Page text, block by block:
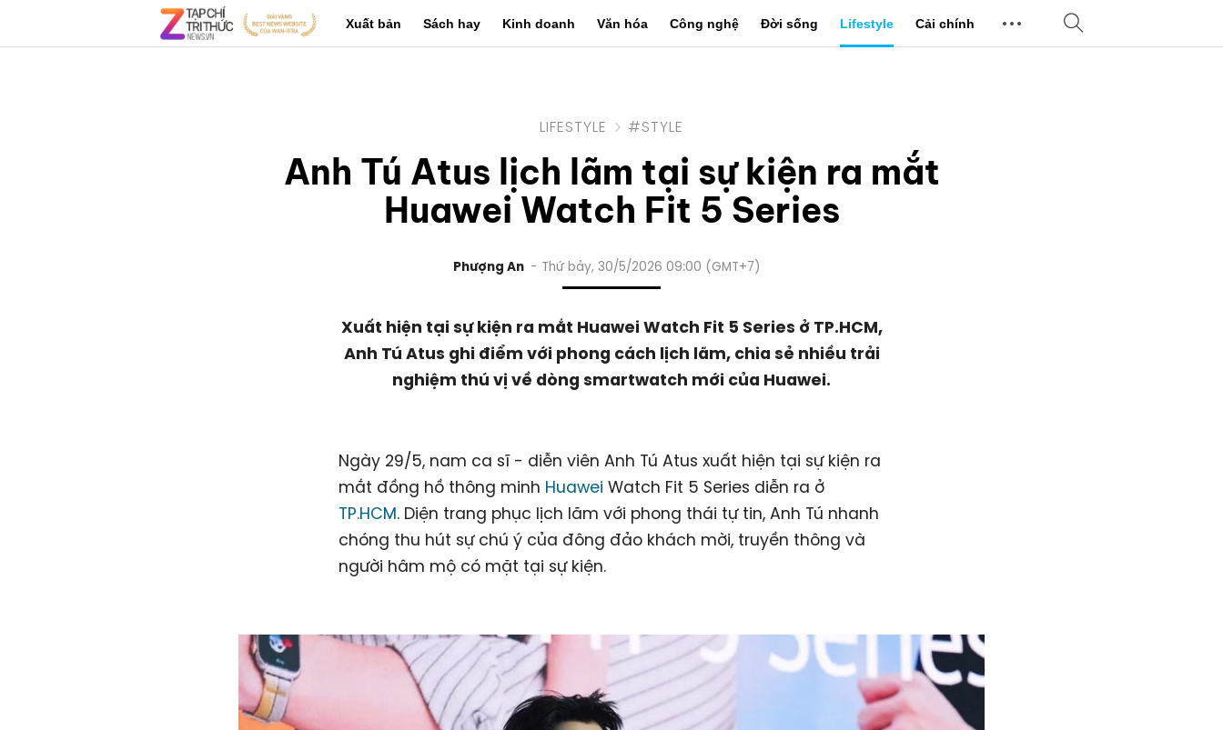
Xuất bản Sách hay Kinh doanh Văn hóa Công nghệ Đời sống Lifestyle Cải chính
LIFESTYLE #STYLE
Anh Tú Atus lịch lãm tại sự kiện ra mắt
Huawei Watch Fit 5 Series
Phượng An Thứ bảy, 30/5/2026 09:00 (GMT+7)
Xuất hiện tại sự kiện ra mắt Huawei Watch Fit 5 Series ở TP.HCM,
Anh Tú Atus ghi điểm với phong cách lịch lãm, chia sẻ nhiều trải
nghiệm thú vị về dòng smartwatch mới của Huawei.
Ngày 29/5, nam ca sĩ - diễn viên Anh Tú Atus xuất hiện tại sự kiện ra
mắt đồng hồ thông minh Huawei Watch Fit 5 Series diễn ra ở
TP.HCM. Diện trang phục lịch lãm với phong thái tự tin, Anh Tú nhanh
chóng thu hút sự chú ý của đông đảo khách mời, truyền thông và
người hâm mộ có mặt tại sự kiện.